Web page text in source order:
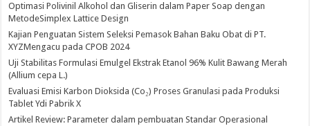
Optimasi Polivinil Alkohol dan Gliserin dalam Paper Soap dengan
MetodeSimplex Lattice Design
Kajian Penguatan Sistem Seleksi Pemasok Bahan Baku Obat di PT.
XYZMengacu pada CPOB 2024
Uji Stabilitas Formulasi Emulgel Ekstrak Etanol 96% Kulit Bawang Merah
(Allium cepa L.)
Evaluasi Emisi Karbon Dioksida (Co₂) Proses Granulasi pada Produksi
Tablet Ydi Pabrik X
Artikel Review: Parameter dalam pembuatan Standar Operasional